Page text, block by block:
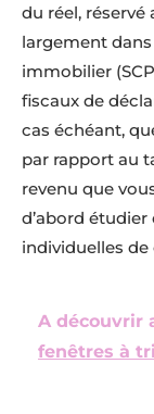
du réel,
largement
immobilier
fiscaux de
cas échéant,
par rapport au
revenu que
d’abord
individuelles
A découvrir
fenêtres à